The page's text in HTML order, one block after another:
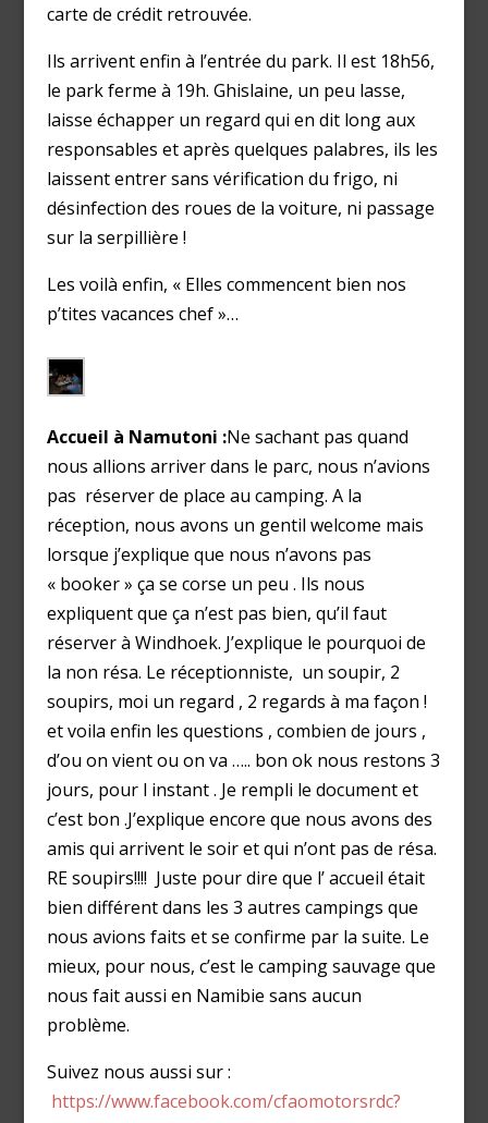
carte de crédit retrouvée.
Ils arrivent enfin à l’entrée du park. Il est 18h56,
le park ferme à 19h. Ghislaine, un peu lasse,
laisse échapper un regard qui en dit long aux
responsables et après quelques palabres, ils les
laissent entrer sans vérification du frigo, ni
désinfection des roues de la voiture, ni passage
sur la serpillière !
Les voilà enfin, « Elles commencent bien nos
p’tites vacances chef »…
Accueil à Namutoni :Ne sachant pas quand
nous allions arriver dans le parc, nous n’avions
pas réserver de place au camping. A la
réception, nous avons un gentil welcome mais
lorsque j’explique que nous n’avons pas
« booker » ça se corse un peu . Ils nous
expliquent que ça n’est pas bien, qu’il faut
réserver à Windhoek. J’explique le pourquoi de
la non résa. Le réceptionniste, un soupir, 2
soupirs, moi un regard , 2 regards à ma façon !
et voila enfin les questions , combien de jours ,
d’ou on vient ou on va ….. bon ok nous restons 3
jours, pour l instant . Je rempli le document et
c’est bon .J’explique encore que nous avons des
amis qui arrivent le soir et qui n’ont pas de résa.
RE soupirs!!!! Juste pour dire que l’ accueil était
bien différent dans les 3 autres campings que
nous avions faits et se confirme par la suite. Le
mieux, pour nous, c’est le camping sauvage que
nous fait aussi en Namibie sans aucun
problème.
Suivez nous aussi sur :
https://www.facebook.com/cfaomotorsrdc?